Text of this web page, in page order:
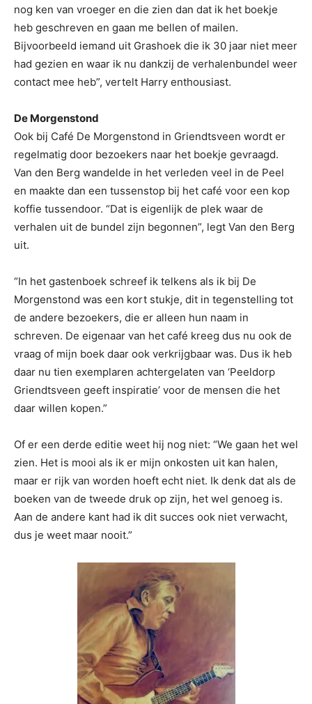
nog ken van vroeger en die zien dan dat ik het boekje
heb geschreven en gaan me bellen of mailen.
Bijvoorbeeld iemand uit Grashoek die ik 30 jaar niet meer
had gezien en waar ik nu dankzij de verhalenbundel weer
contact mee heb”, vertelt Harry enthousiast.
De Morgenstond
Ook bij Café De Morgenstond in Griendtsveen wordt er
regelmatig door bezoekers naar het boekje gevraagd.
Van den Berg wandelde in het verleden veel in de Peel
en maakte dan een tussenstop bij het café voor een kop
koffie tussendoor. “Dat is eigenlijk de plek waar de
verhalen uit de bundel zijn begonnen”, legt Van den Berg
uit.
“In het gastenboek schreef ik telkens als ik bij De
Morgenstond was een kort stukje, dit in tegenstelling tot
de andere bezoekers, die er alleen hun naam in
schreven. De eigenaar van het café kreeg dus nu ook de
vraag of mijn boek daar ook verkrijgbaar was. Dus ik heb
daar nu tien exemplaren achtergelaten van ‘Peeldorp
Griendtsveen geeft inspiratie’ voor de mensen die het
daar willen kopen.”
Of er een derde editie weet hij nog niet: “We gaan het wel
zien. Het is mooi als ik er mijn onkosten uit kan halen,
maar er rijk van worden hoeft echt niet. Ik denk dat als de
boeken van de tweede druk op zijn, het wel genoeg is.
Aan de andere kant had ik dit succes ook niet verwacht,
dus je weet maar nooit.”